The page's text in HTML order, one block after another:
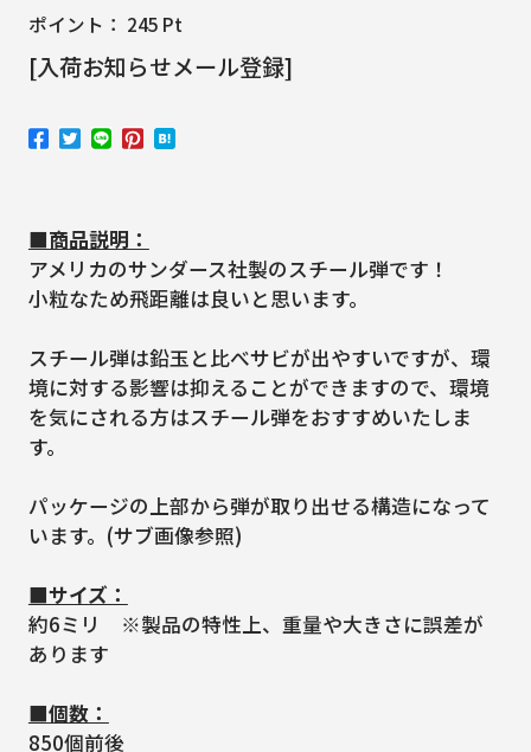
ポイント： 245 Pt
[入荷お知らせメール登録]
■商品説明：
アメリカのサンダース社製のスチール弾です！
小粒なため飛距離は良いと思います。
スチール弾は鉛玉と比べサビが出やすいですが、環
境に対する影響は抑えることができますので、環境
を気にされる方はスチール弾をおすすめいたしま
す。
パッケージの上部から弾が取り出せる構造になって
います。(サブ画像参照)
■サイズ：
約6ミリ ※製品の特性上、重量や大きさに誤差が
あります
■個数：
850個前後